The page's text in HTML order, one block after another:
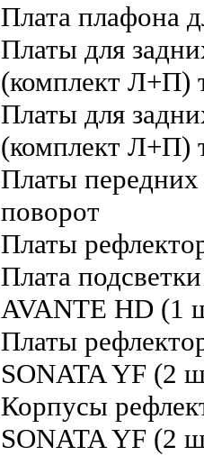
Плата плафона
Платы для
(комплект
Платы для
(комплект
Платы
поворот
Платы
Плата
AVANTE HD (1
Платы
SONATA YF (2
Корпусы
SONATA YF (2